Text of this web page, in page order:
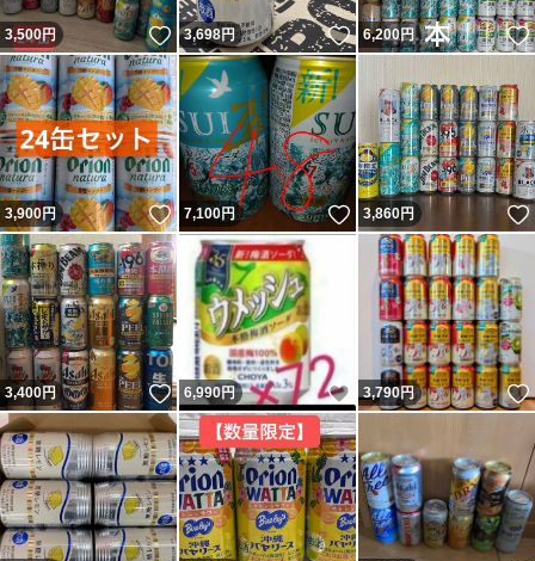
3,500円 いいね！
3,698円 いいね！
6,200円
3,900円 いいね！
7,100円 いいね！
3,860円
3,400円 いいね！
6,990円 いいね！
3,790円